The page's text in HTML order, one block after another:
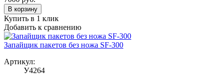
В корзину
Купить в 1 клик
Добавить к сравнению
Запайщик пакетов без ножа SF-300
Артикул:
У4264